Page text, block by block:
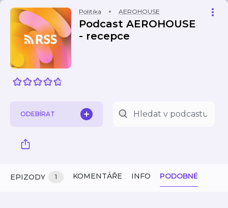
Politika AEROHOUSE
Podcast AEROHOUSE
- recepce
ODEBÍRAT
EPIZODY 1 KOMENTÁŘE INFO PODOBNÉ